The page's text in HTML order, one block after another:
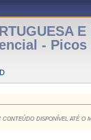
E
- Picos
conteúdo disponível até o